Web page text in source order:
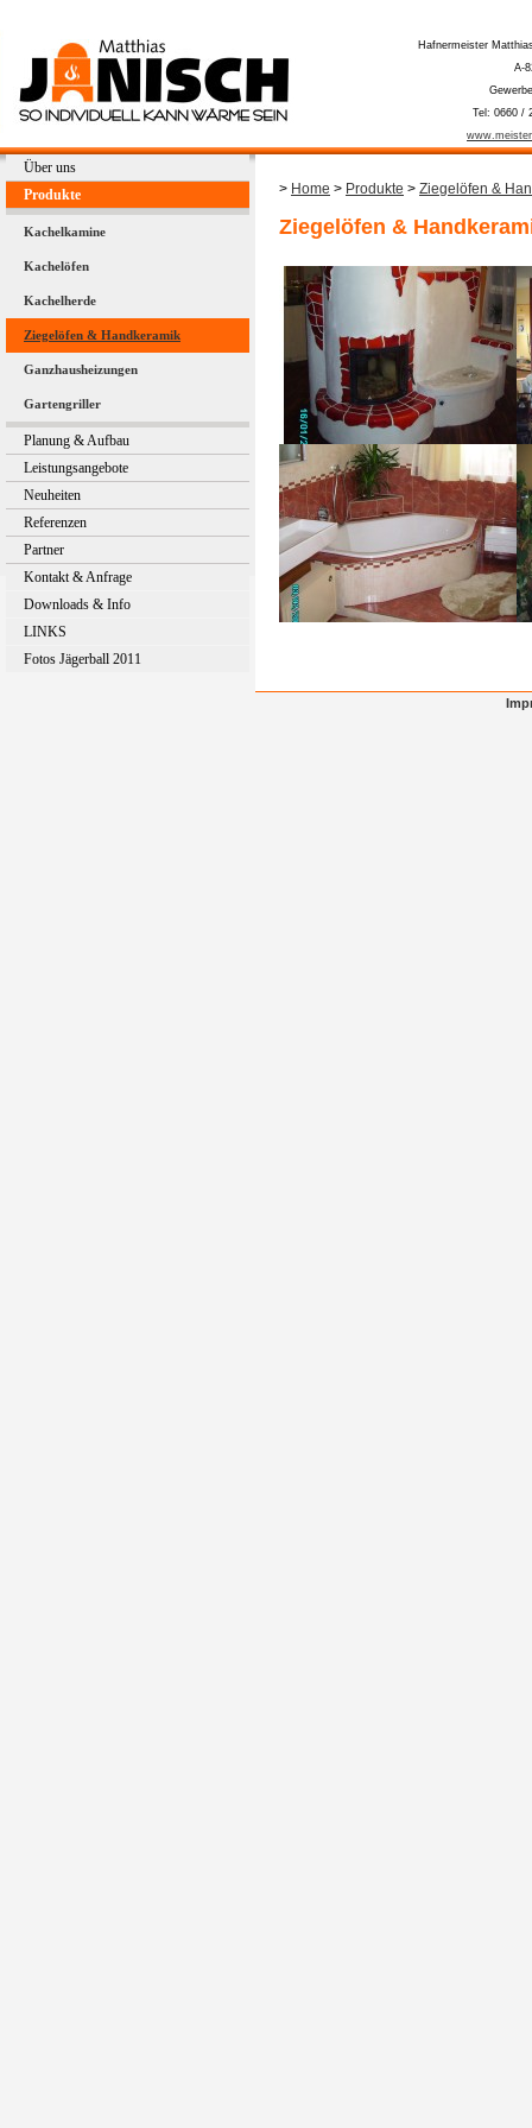
Hafnermeister
A-
Tel: 0660 /
Über uns
Produkte
Kachelkamine
Kachelöfen
Kachelherde
Ziegelöfen & Handkeramik
Ganzhausheizungen
Gartengriller
Planung & Aufbau
Leistungsangebote
Neuheiten
Referenzen
Partner
Kontakt & Anfrage
Downloads & Info
LINKS
Fotos Jägerball 2011
> Home > Produkte > Ziegelöfen &
Ziegelöfen &